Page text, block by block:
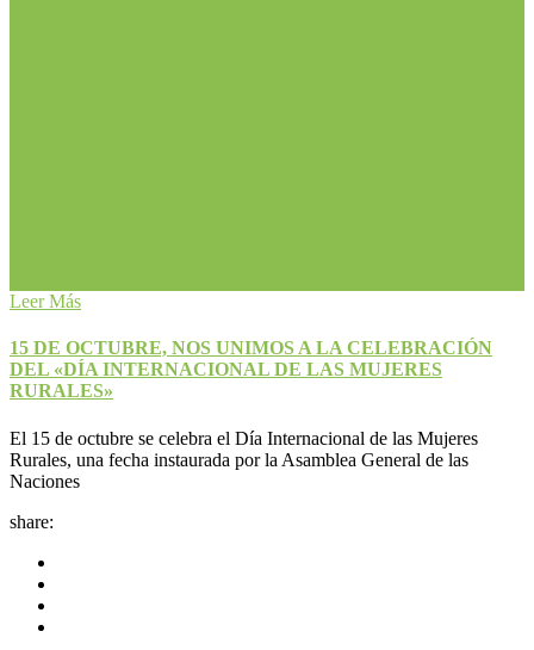
Leer Más
15 DE OCTUBRE, NOS UNIMOS A LA CELEBRACIÓN
DEL «DÍA INTERNACIONAL DE LAS MUJERES
RURALES»
El 15 de octubre se celebra el Día Internacional de las Mujeres
Rurales, una fecha instaurada por la Asamblea General de las
Naciones
share: